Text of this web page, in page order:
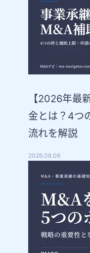
【2026年最
金とは？4つ
流れを解説
2026.08.06